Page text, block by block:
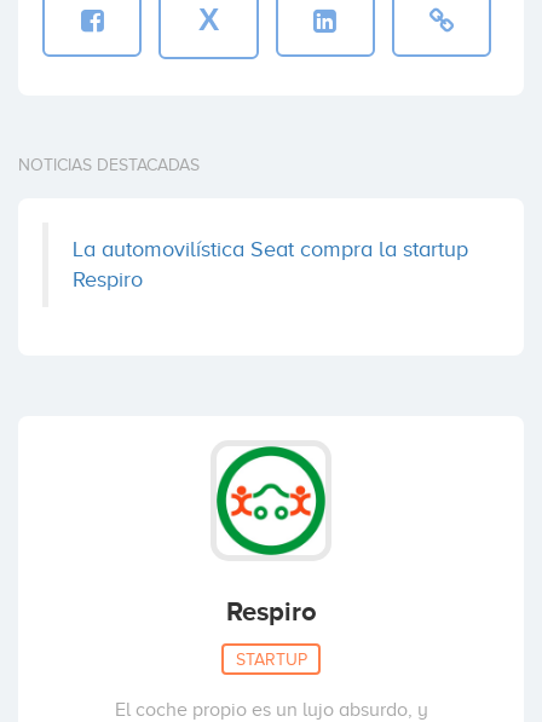
X
NOTICIAS DESTACADAS
La automovilística Seat compra la startup
Respiro
Respiro
STARTUP
El coche propio es un lujo absurdo, y